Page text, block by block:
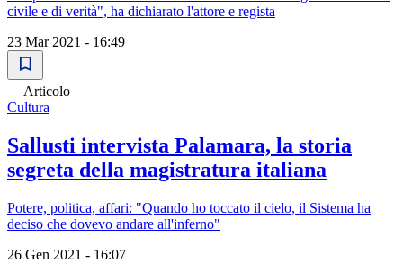
civile e di verità", ha dichiarato l'attore e regista
23 Mar 2021 - 16:49
Articolo
Cultura
Sallusti intervista Palamara, la storia
segreta della magistratura italiana
Potere, politica, affari: "Quando ho toccato il cielo, il Sistema ha
deciso che dovevo andare all'inferno"
26 Gen 2021 - 16:07